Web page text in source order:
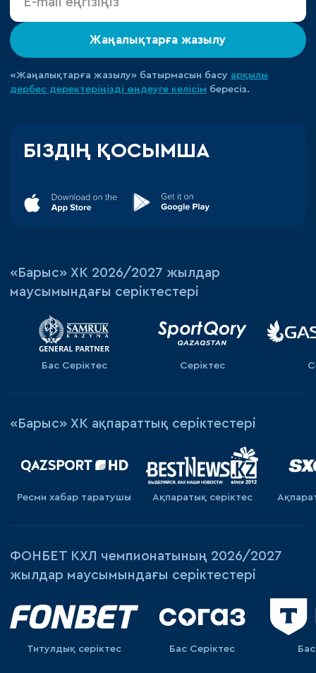
Жаңалықтарға жазылу
«Жаңалықтарға жазылу» батырмасын басу арқылы
дербес деректеріңізді өңдеуге келісім бересіз.
БІЗДІҢ ҚОСЫМША
«‎Барыс»‎ ХК 2026/2027 жылдар
маусымындағы серіктестері
Бас Серіктес Серіктес
«Барыс» ХК ақпараттық серіктестері
Ресми хабар таратушы Ақпаратық серiктес
ФОНБЕТ КХЛ чемпионатының 2026/2027
жылдар маусымындағы серіктестері
Титулдық серіктес Бас Серіктес